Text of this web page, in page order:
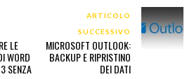
LE
WORD
SENZA
ARTICOLO
SUCCESSIVO
MICROSOFT OUTLOOK:
BACKUP E RIPRISTINO
DEI DATI